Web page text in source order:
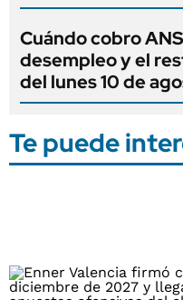
Cuándo cobro
desempleo y el
del lunes 10 de
Te puede